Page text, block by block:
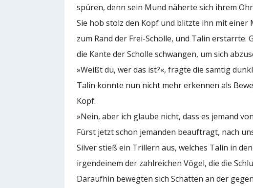
spüren, denn sein Mund näherte sich ihrem
Sie hob stolz den Kopf und blitzte ihn mit einer
zum Rand der Frei-Scholle, und Talin
die Kante der Scholle schwangen, um sich
»Weißt du, wer das ist?«, fragte die samtig
Talin konnte nun nicht mehr erkennen als
Kopf.
»Nein, aber ich glaube nicht, dass es jemand
Fürst jetzt schon jemanden beauftragt, nach
Silver stieß ein Trillern aus, welches Talin in
irgendeinem der zahlreichen Vögel, die die
Daraufhin bewegten sich Schatten an der